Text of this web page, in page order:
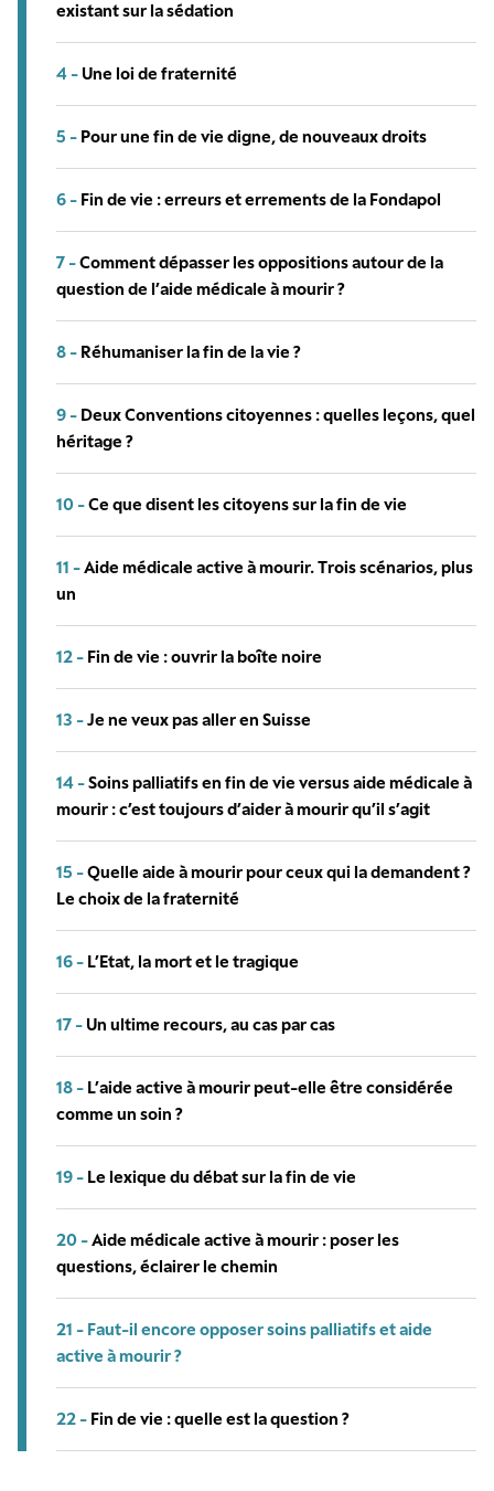
existant sur la sédation
4 - Une loi de fraternité
5 - Pour une fin de vie digne, de nouveaux droits
6 - Fin de vie : erreurs et errements de la Fondapol
7 -Comment dépasser les oppositions autour de la
question de l’aide médicale à mourir ?
8 - Réhumaniser la fin de la vie ?
9 - Deux Conventions citoyennes : quelles leçons, quel
héritage ?
10 -Ce que disent les citoyens sur la fin de vie
11 -Aide médicale active à mourir. Trois scénarios, plus
un
12 - Fin de vie : ouvrir la boîte noire
13 -Je ne veux pas aller en Suisse
14 -Soins palliatifs en fin de vie versus aide médicale à
mourir : c’est toujours d’aider à mourir qu’il s’agit
15 -Quelle aide à mourir pour ceux qui la demandent ?
Le choix de la fraternité
16 - L’Etat, la mort et le tragique
17 - Un ultime recours, au cas par cas
18 - L’aide active à mourir peut-elle être considérée
comme un soin ?
19 - Le lexique du débat sur la fin de vie
20 -Aide médicale active à mourir : poser les
questions, éclairer le chemin
21 - Faut-il encore opposer soins palliatifs et aide
active à mourir ?
22 - Fin de vie : quelle est la question ?